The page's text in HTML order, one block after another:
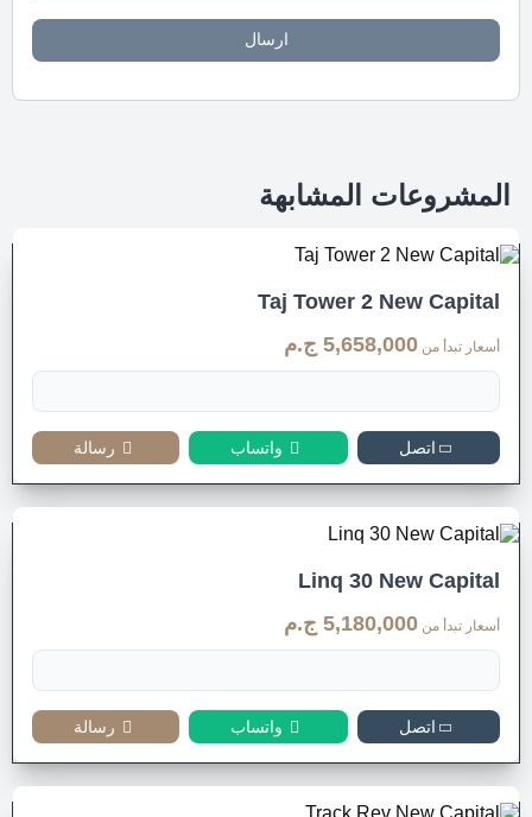
ارسال
المشروعات المشابهة
Taj Tower 2 New Capital
أسعار تبدأ من 5,658,000 ج.م
اتصل واتساب رسالة
Linq 30 New Capital
أسعار تبدأ من 5,180,000 ج.م
اتصل واتساب رسالة